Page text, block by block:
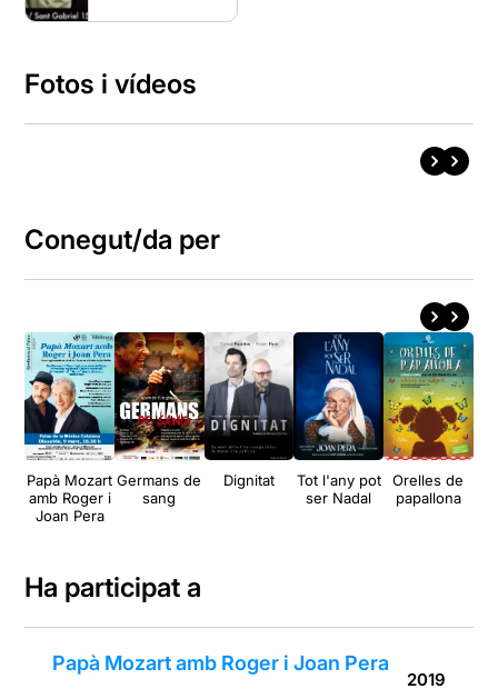
Fotos i vídeos
Conegut/da per
Papà Mozart
amb Roger i
Joan Pera
Germans de
sang
Dignitat
Tot l'any pot
ser Nadal
Orelles de
papallona
Ha participat a
Papà Mozart amb Roger i Joan Pera
2019